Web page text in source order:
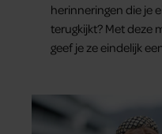
herinneringen die je
terugkijkt? Met deze
geef je ze eindelijk